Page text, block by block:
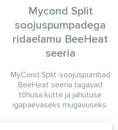
Mycond Split
soojuspumpadega
ridaelamu BeeHeat
seeria
MyCond Split-soojuspumbad
BeeHeat seeria tagavad
tõhusa kütte ja jahutuse
igapäevaseks mugavuseks.